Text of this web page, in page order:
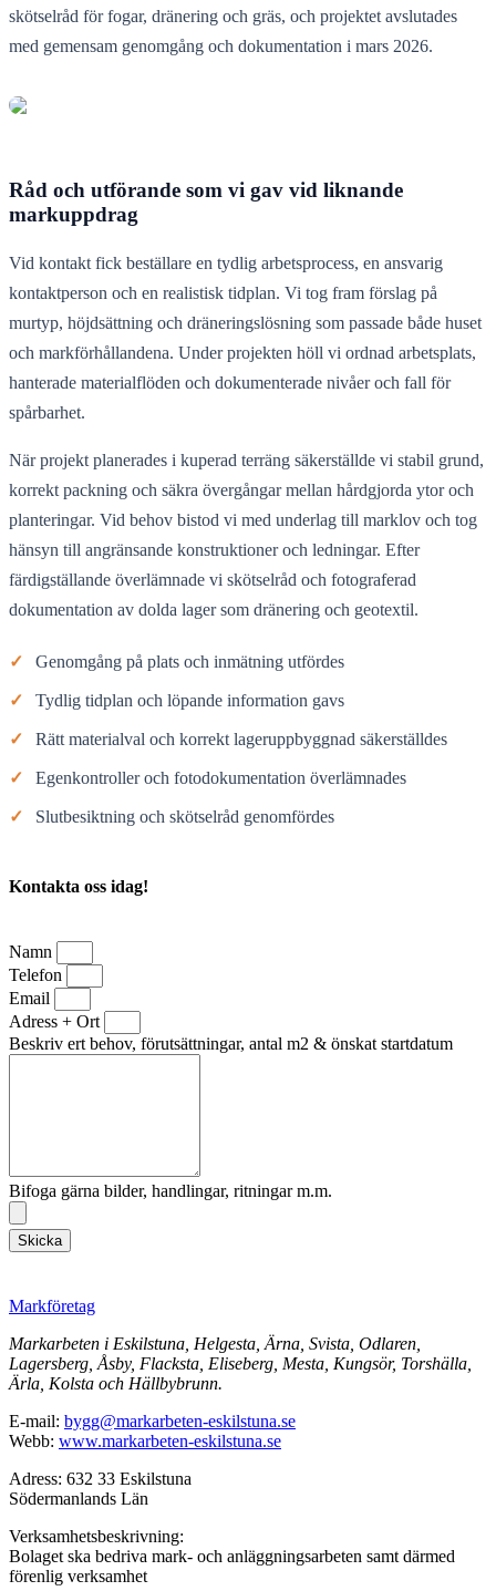
skötselråd för fogar, dränering och gräs, och projektet avslutades
med gemensam genomgång och dokumentation i mars 2026.
Råd och utförande som vi gav vid liknande
markuppdrag
Vid kontakt fick beställare en tydlig arbetsprocess, en ansvarig
kontaktperson och en realistisk tidplan. Vi tog fram förslag på
murtyp, höjdsättning och dräneringslösning som passade både huset
och markförhållandena. Under projekten höll vi ordnad arbetsplats,
hanterade materialflöden och dokumenterade nivåer och fall för
spårbarhet.
När projekt planerades i kuperad terräng säkerställde vi stabil grund,
korrekt packning och säkra övergångar mellan hårdgjorda ytor och
planteringar. Vid behov bistod vi med underlag till marklov och tog
hänsyn till angränsande konstruktioner och ledningar. Efter
färdigställande överlämnade vi skötselråd och fotograferad
dokumentation av dolda lager som dränering och geotextil.
✓ Genomgång på plats och inmätning utfördes
✓ Tydlig tidplan och löpande information gavs
✓ Rätt materialval och korrekt lageruppbyggnad säkerställdes
✓ Egenkontroller och fotodokumentation överlämnades
✓ Slutbesiktning och skötselråd genomfördes
Kontakta oss idag!
Namn
Telefon
Email
Adress + Ort
Beskriv ert behov, förutsättningar, antal m2 & önskat startdatum
Bifoga gärna bilder, handlingar, ritningar m.m.
Skicka
Markföretag
Markarbeten i Eskilstuna, Helgesta, Ärna, Svista, Odlaren,
Lagersberg, Åsby, Flacksta, Eliseberg, Mesta, Kungsör, Torshälla,
Ärla, Kolsta och Hällbybrunn.
E-mail: bygg@markarbeten-eskilstuna.se
Webb: www.markarbeten-eskilstuna.se
Adress: 632 33 Eskilstuna
Södermanlands Län
Verksamhetsbeskrivning:
Bolaget ska bedriva mark- och anläggningsarbeten samt därmed
förenlig verksamhet